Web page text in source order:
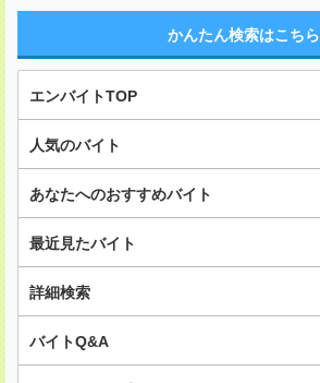
かんたん検索はこちら
エンバイトTOP
人気のバイト
あなたへのおすすめバイト
最近見たバイト
詳細検索
バイトQ&A